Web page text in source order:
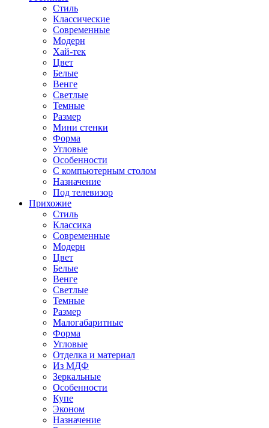
Стиль
Классические
Современные
Модерн
Хай-тек
Цвет
Белые
Венге
Светлые
Темные
Размер
Мини стенки
Форма
Угловые
Особенности
С компьютерным столом
Назначение
Под телевизор
Прихожие
Стиль
Классика
Современные
Модерн
Цвет
Белые
Венге
Светлые
Темные
Размер
Малогабаритные
Форма
Угловые
Отделка и материал
Из МДФ
Зеркальные
Особенности
Купе
Эконом
Назначение